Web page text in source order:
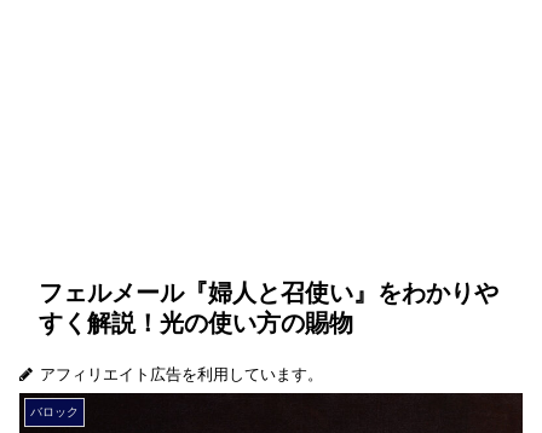
フェルメール『婦人と召使い』をわかりや
すく解説！光の使い方の賜物
アフィリエイト広告を利用しています。
バロック